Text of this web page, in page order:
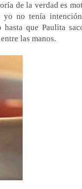
de la verdad es
yo no tenía
que Paulita
las manos.